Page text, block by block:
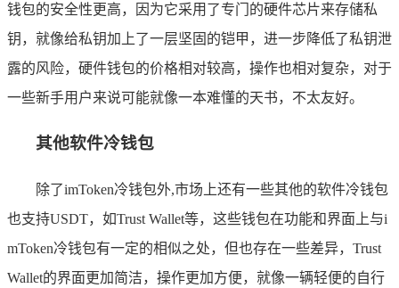
钱包的安全性更高，因为它采用了专门的硬件芯片来存储私
钥，就像给私钥加上了一层坚固的铠甲，进一步降低了私钥泄
露的风险，硬件钱包的价格相对较高，操作也相对复杂，对于
一些新手用户来说可能就像一本难懂的天书，不太友好。
其他软件冷钱包
除了imToken冷钱包外,市场上还有一些其他的软件冷钱包
也支持USDT，如Trust Wallet等，这些钱包在功能和界面上与i
mToken冷钱包有一定的相似之处，但也存在一些差异，Trust
Wallet的界面更加简洁，操作更加方便，就像一辆轻便的自行